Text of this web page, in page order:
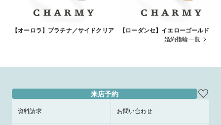
【オーロラ】プラチナ／サイドクリア
【ローダンセ】イエローゴールド
婚約指輪一覧
来店予約
資料請求 お問い合わせ